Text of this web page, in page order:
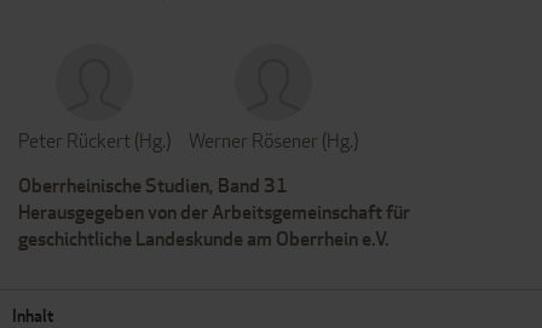
Peter Rückert (Hg.)
Werner Rösener (Hg.)
Oberrheinische Studien, Band 31
Herausgegeben von der Arbeitsgemeinschaft für
geschichtliche Landeskunde am Oberrhein e.V.
Inhalt